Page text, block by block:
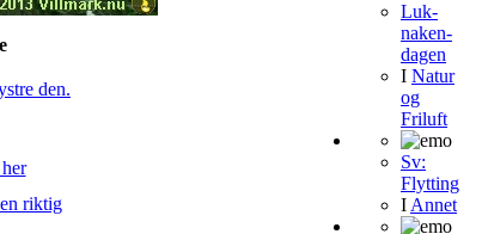
den.
riktig
Luk-
naken-
dagen
I Natur
og
Friluft
Sv:
Flytting
I Annet